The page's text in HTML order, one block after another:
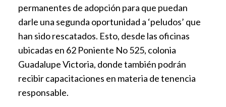
permanentes de adopción para que puedan
darle una segunda oportunidad a ‘peludos’ que
han sido rescatados. Esto, desde las oficinas
ubicadas en 62 Poniente No 525, colonia
Guadalupe Victoria, donde también podrán
recibir capacitaciones en materia de tenencia
responsable.